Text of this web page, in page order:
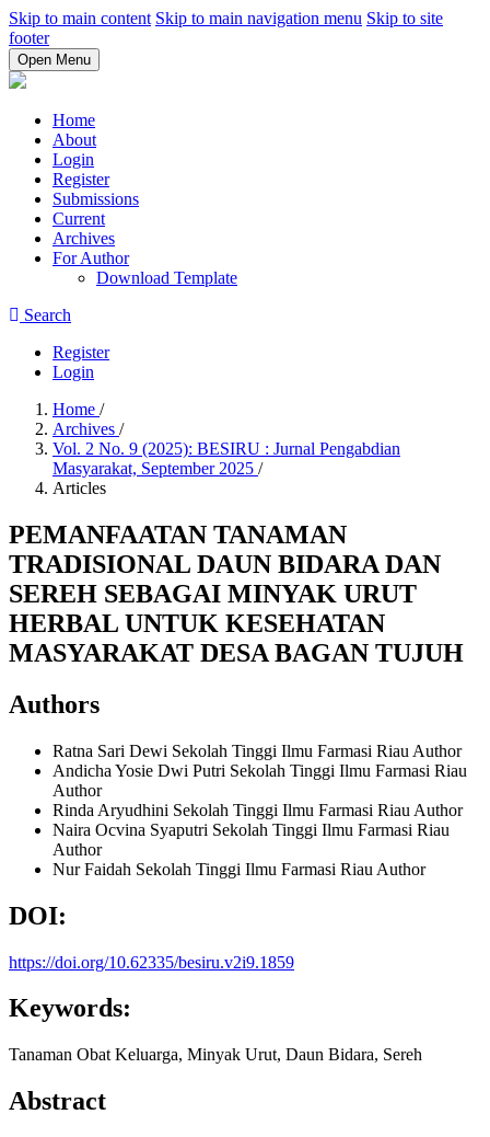
Skip to main content Skip to main navigation menu Skip to site
footer
Open Menu
Home
About
Login
Register
Submissions
Current
Archives
For Author
Download Template
Search
Register
Login
Home /
Archives /
Vol. 2 No. 9 (2025): BESIRU : Jurnal Pengabdian
Masyarakat, September 2025 /
Articles
PEMANFAATAN TANAMAN
TRADISIONAL DAUN BIDARA DAN
SEREH SEBAGAI MINYAK URUT
HERBAL UNTUK KESEHATAN
MASYARAKAT DESA BAGAN TUJUH
Authors
Ratna Sari Dewi Sekolah Tinggi Ilmu Farmasi Riau Author
Andicha Yosie Dwi Putri Sekolah Tinggi Ilmu Farmasi Riau
Author
Rinda Aryudhini Sekolah Tinggi Ilmu Farmasi Riau Author
Naira Ocvina Syaputri Sekolah Tinggi Ilmu Farmasi Riau
Author
Nur Faidah Sekolah Tinggi Ilmu Farmasi Riau Author
DOI:
https://doi.org/10.62335/besiru.v2i9.1859
Keywords:
Tanaman Obat Keluarga, Minyak Urut, Daun Bidara, Sereh
Abstract